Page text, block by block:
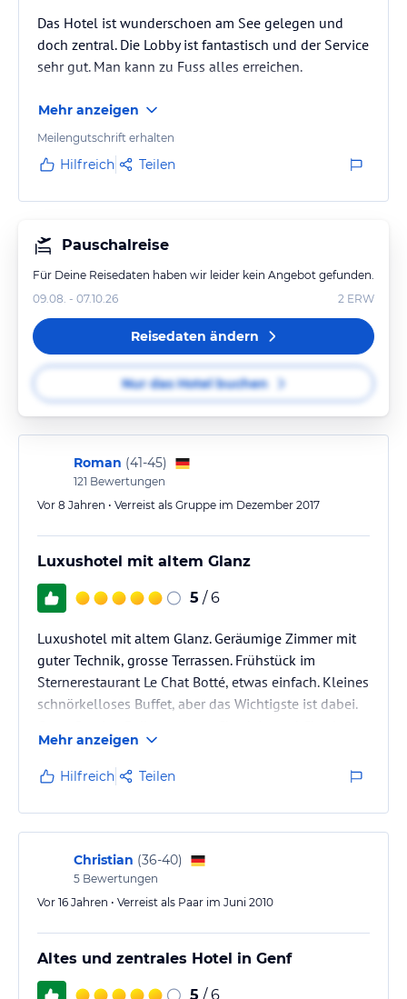
Das Hotel ist wunderschoen am See gelegen und
doch zentral. Die Lobby ist fantastisch und der Service
sehr gut. Man kann zu Fuss alles erreichen.
Mehr anzeigen
Meilengutschrift erhalten
Hilfreich Teilen
Pauschalreise
Für Deine Reisedaten haben wir leider kein Angebot gefunden.
09.08. - 07.10.26
2 ERW
Reisedaten ändern
Nur das Hotel buchen
Roman (41-45)
121 Bewertungen
Vor 8 Jahren • Verreist als Gruppe im Dezember 2017
Luxushotel mit altem Glanz
5 / 6
Luxushotel mit altem Glanz. Geräumige Zimmer mit
guter Technik, grosse Terrassen. Frühstück im
Sternerestaurant Le Chat Botté, etwas einfach. Kleines
schnörkelloses Buffet, aber das Wichtigste ist dabei.
Mehr anzeigen
Hilfreich Teilen
Christian (36-40)
5 Bewertungen
Vor 16 Jahren • Verreist als Paar im Juni 2010
Altes und zentrales Hotel in Genf
5 / 6